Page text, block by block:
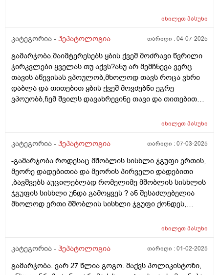
იხილეთპასუხი
კატეგორია - ჰეპატოლოგია თარიღი :04-07-2025
გამარჯობა.მაიმტერესებს ყბის ქვეშ მოძრავი წვრილი
ჯირკვლები ყველას თუ აქვს?ანუ არ მემჩნევა ვერც
თავის აწევისას ვპოულობ,მხოლოდ თავს როცა ვხრი
დაბლა და თითებით ყბის ქვეშ მოვძებნი ეგრე
ვპოუობბ,ჩემ შვილს დავახრევინე თავი და თითებით
მაინტერესებს.ადრე ცოტა მტკიოდა და მაგან მიიქცია
დახტიან.ისე ხშირად კი ვცივდები
იხილეთპასუხი
კატეგორია - ჰეპატოლოგია თარიღი :07-03-2025
-გამარჯობა.როდესაც მშობლის სისხლი ჯგუფი ერთის,
მეორე დადებითია და მეორის პირველი დადებითი
,ბავშვებს აუცილებლად რომელიმე მშობლის სისხლის
ჯგუფის სისხლი უნდა გამოყვეს ? ან შესაძლებელია
მხოლოდ ერთი მშობლის სისხლი ჯგუფი ქონდეს,
დადებითი ან ოთხივეს მეორე დადებითი ? ან ოთხივეს
ყველას?მადლობა
იხილეთპასუხი
კატეგორია - ჰეპატოლოგია თარიღი :01-02-2025
გამარჯობა. ვარ 27 წლია გოგო. მაქვს პოლიკისტოზი,